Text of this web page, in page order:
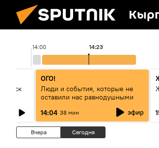
14:00 14:23
ОГО!
Люди и события, которые не
оставили нас равнодушными
14:04 38 мин эфир
Вчера Сегодня